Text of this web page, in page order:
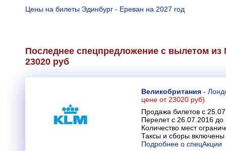
Цены на билеты Эдинбург - Ереван на 2027 год
Последнее спецпредложение с вылетом
23020 руб
Великобритания -
цене от 23020 руб)
Продажа билетов с
Перелет с 26.07.2016 до
Количество мест
Таксы и сборы включены
Подробнее о спецАкции